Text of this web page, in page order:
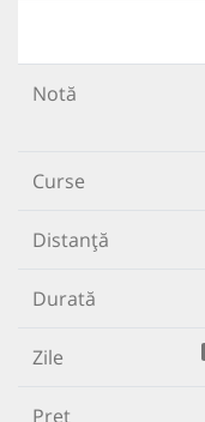
Notă
Curse
Distanță
Durată
Zile
Preț